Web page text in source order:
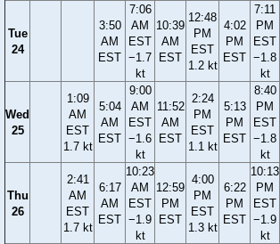
Tue
24
3:50
AM
EST
7:06
AM
EST
−1.7
kt
10:39
AM
EST
12:48
PM
EST
1.2 kt
4:02
PM
EST
7:11
PM
EST
−1.8
kt
Wed
25
1:09
AM
EST
1.7 kt
5:04
AM
EST
9:00
AM
EST
−1.6
kt
11:52
AM
EST
2:24
PM
EST
1.1 kt
5:13
PM
EST
8:40
PM
EST
−1.8
kt
Thu
26
2:41
AM
EST
1.7 kt
6:17
AM
EST
10:23
AM
EST
−1.9
kt
12:59
PM
EST
4:00
PM
EST
1.3 kt
6:22
PM
EST
10:13
PM
EST
−1.9
kt